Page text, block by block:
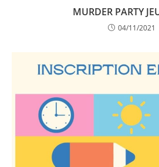
MURDER PARTY
04/11/2021